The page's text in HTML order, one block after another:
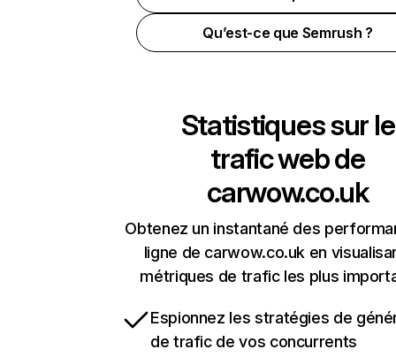
Qu’est-ce que Semrush ?
Statistiques sur le
trafic web de
carwow.co.uk
Obtenez un instantané des
ligne de carwow.co.uk en
métriques de trafic les plus
Espionnez les stratégies de
de trafic de vos concurrents